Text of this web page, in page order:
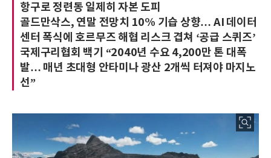
항구로 정련동 일제히 자본 도피
골드만삭스, 연말 전망치 10% 기습 상향… AI 데이터
센터 폭식에 호르무즈 해협 리스크 겹쳐 ‘공급 스퀴즈’
국제구리협회 백기 “2040년 수요 4,200만 톤 대폭
발… 매년 초대형 안타미나 광산 2개씩 터져야 마지노
선”